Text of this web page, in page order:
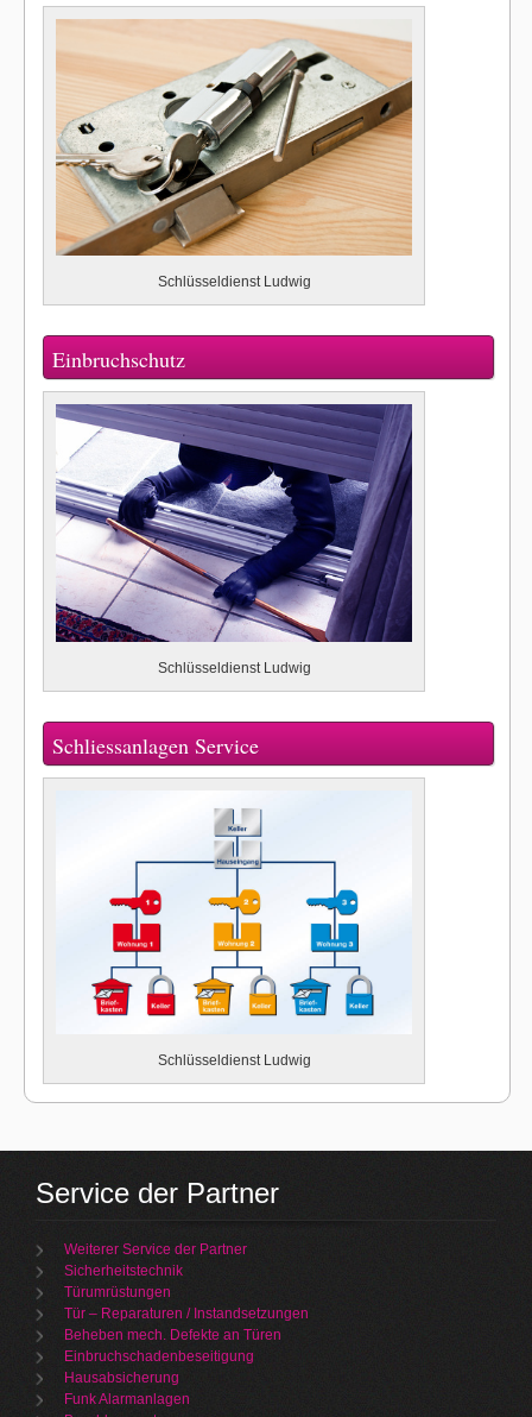
Schlüsseldienst Ludwig
Einbruchschutz
Schlüsseldienst Ludwig
Schliessanlagen Service
Schlüsseldienst Ludwig
Service der Partner
Weiterer Service der Partner
Sicherheitstechnik
Türumrüstungen
Tür – Reparaturen / Instandsetzungen
Beheben mech. Defekte an Türen
Einbruchschadenbeseitigung
Hausabsicherung
Funk Alarmanlagen